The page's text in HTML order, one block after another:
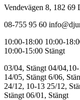
Vendevägen 8, 182 69
08-755 95 60
10:00-18:00 10:00-
10:00-15:00 Stängt
03/04, Stängt 04/
14/05, Stängt 6/06,
24/12, 10-13 25/12,
Stängt 06/01, Stängt